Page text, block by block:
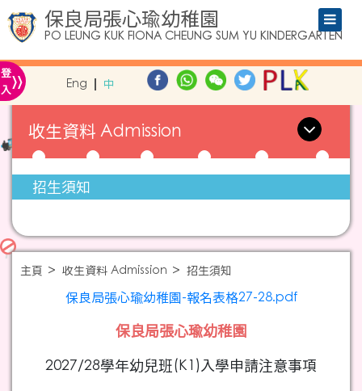
保良局張心瑜幼稚園
PO LEUNG KUK FIONA CHEUNG SUM YU KINDERGARTEN
登
入» Eng 中
收生資料 Admission
招生須知
主頁 收生資料 Admission 招生須知
保良局張心瑜幼稚園-報名表格27-28.pdf
保良局張心瑜幼稚園
2027/28學年幼兒班(K1)入學申請注意事項